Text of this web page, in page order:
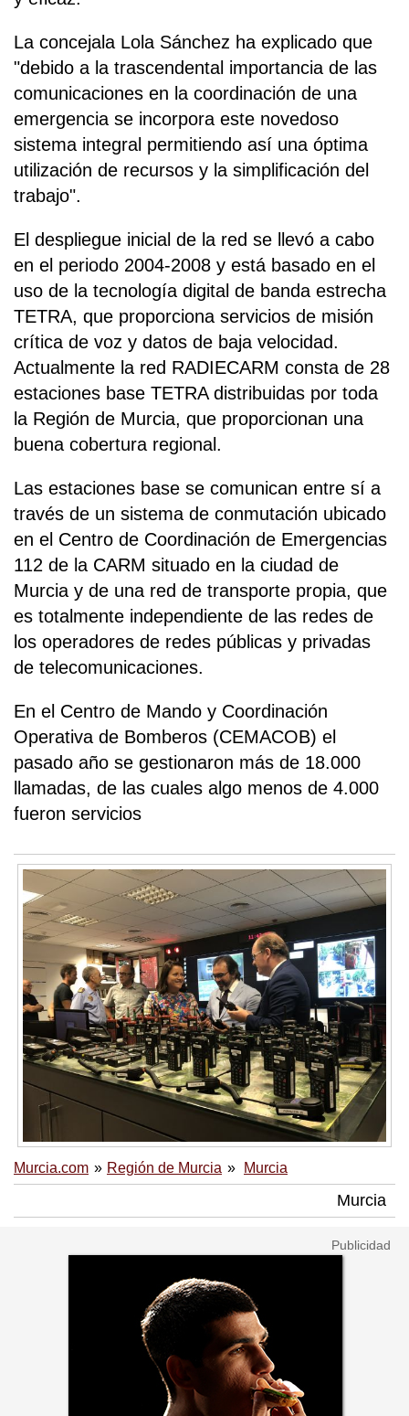
La concejala Lola Sánchez ha explicado que
"debido a la trascendental importancia de las
comunicaciones en la coordinación de una
emergencia se incorpora este novedoso
sistema integral permitiendo así una óptima
utilización de recursos y la simplificación del
trabajo".
El despliegue inicial de la red se llevó a cabo
en el periodo 2004-2008 y está basado en el
uso de la tecnología digital de banda estrecha
TETRA, que proporciona servicios de misión
crítica de voz y datos de baja velocidad.
Actualmente la red RADIECARM consta de 28
estaciones base TETRA distribuidas por toda
la Región de Murcia, que proporcionan una
buena cobertura regional.
Las estaciones base se comunican entre sí a
través de un sistema de conmutación ubicado
en el Centro de Coordinación de Emergencias
112 de la CARM situado en la ciudad de
Murcia y de una red de transporte propia, que
es totalmente independiente de las redes de
los operadores de redes públicas y privadas
de telecomunicaciones.
En el Centro de Mando y Coordinación
Operativa de Bomberos (CEMACOB) el
pasado año se gestionaron más de 18.000
llamadas, de las cuales algo menos de 4.000
fueron servicios
Murcia.com Región de Murcia Murcia
Murcia